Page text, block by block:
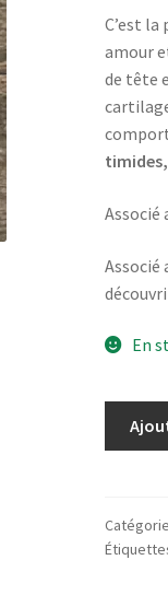
C’est la
amour
de tête
timides,
Associé
Associé
En